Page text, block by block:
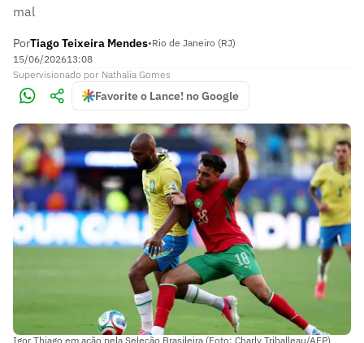
mal
PorTiago Teixeira Mendes•Rio de Janeiro (RJ)
15/06/202613:08
Supervisionado por Nathalia Gomes
Favorite o Lance! no Google
Igor Thiago em ação pela Seleção Brasileira (Foto: Charly Triballeau/AFP)